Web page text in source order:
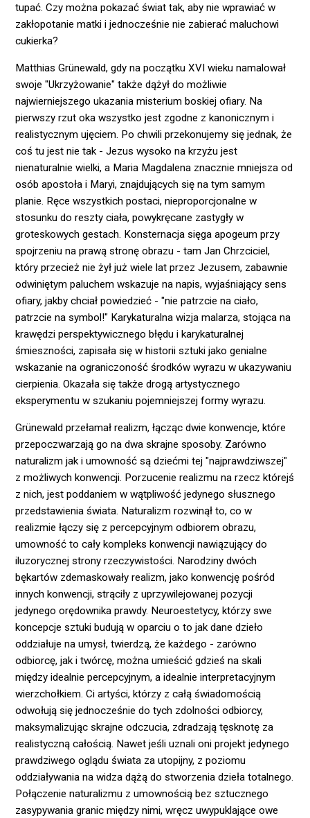
tupać. Czy można pokazać świat tak, aby nie wprawiać w
zakłopotanie matki i jednocześnie nie zabierać maluchowi
cukierka?
Matthias Grünewald, gdy na początku XVI wieku namalował
swoje "Ukrzyżowanie" także dążył do możliwie
najwierniejszego ukazania misterium boskiej ofiary. Na
pierwszy rzut oka wszystko jest zgodne z kanonicznym i
realistycznym ujęciem. Po chwili przekonujemy się jednak, że
coś tu jest nie tak - Jezus wysoko na krzyżu jest
nienaturalnie wielki, a Maria Magdalena znacznie mniejsza od
osób apostoła i Maryi, znajdujących się na tym samym
planie. Ręce wszystkich postaci, nieproporcjonalne w
stosunku do reszty ciała, powykręcane zastygły w
groteskowych gestach. Konsternacja sięga apogeum przy
spojrzeniu na prawą stronę obrazu - tam Jan Chrzciciel,
który przecież nie żył już wiele lat przez Jezusem, zabawnie
odwiniętym paluchem wskazuje na napis, wyjaśniający sens
ofiary, jakby chciał powiedzieć - "nie patrzcie na ciało,
patrzcie na symbol!" Karykaturalna wizja malarza, stojąca na
krawędzi perspektywicznego błędu i karykaturalnej
śmieszności, zapisała się w historii sztuki jako genialne
wskazanie na ograniczoność środków wyrazu w ukazywaniu
cierpienia. Okazała się także drogą artystycznego
eksperymentu w szukaniu pojemniejszej formy wyrazu.
Grünewald przełamał realizm, łącząc dwie konwencje, które
przepoczwarzają go na dwa skrajne sposoby. Zarówno
naturalizm jak i umowność są dziećmi tej "najprawdziwszej"
z możliwych konwencji. Porzucenie realizmu na rzecz którejś
z nich, jest poddaniem w wątpliwość jedynego słusznego
przedstawienia świata. Naturalizm rozwinął to, co w
realizmie łączy się z percepcyjnym odbiorem obrazu,
umowność to cały kompleks konwencji nawiązujący do
iluzorycznej strony rzeczywistości. Narodziny dwóch
bękartów zdemaskowały realizm, jako konwencję pośród
innych konwencji, strąciły z uprzywilejowanej pozycji
jedynego orędownika prawdy. Neuroestetycy, którzy swe
koncepcje sztuki budują w oparciu o to jak dane dzieło
oddziałuje na umysł, twierdzą, że każdego - zarówno
odbiorcę, jak i twórcę, można umieścić gdzieś na skali
między idealnie percepcyjnym, a idealnie interpretacyjnym
wierzchołkiem. Ci artyści, którzy z całą świadomością
odwołują się jednocześnie do tych zdolności odbiorcy,
maksymalizując skrajne odczucia, zdradzają tęsknotę za
realistyczną całością. Nawet jeśli uznali oni projekt jedynego
prawdziwego oglądu świata za utopijny, z poziomu
oddziaływania na widza dążą do stworzenia dzieła totalnego.
Połączenie naturalizmu z umownością bez sztucznego
zasypywania granic między nimi, wręcz uwypuklające owe